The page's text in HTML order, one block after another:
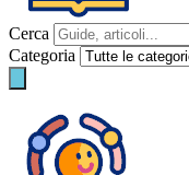
Cerca
Categoria